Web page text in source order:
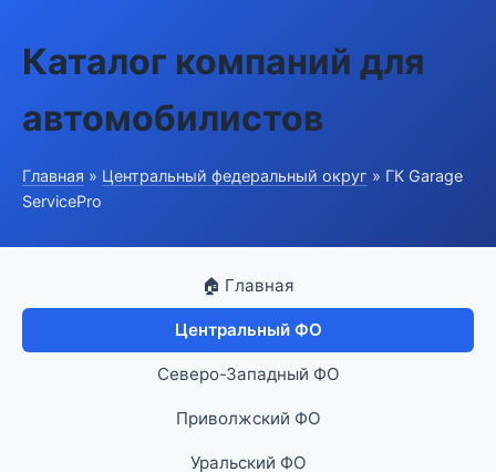
Каталог компаний для
автомобилистов
Главная » Центральный федеральный округ » ГК Garage
ServicePro
🏠 Главная
Центральный ФО
Северо-Западный ФО
Приволжский ФО
Уральский ФО